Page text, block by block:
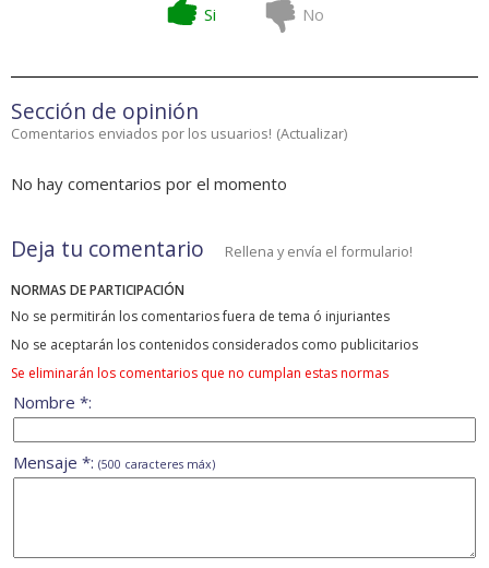
Si No
Sección de opinión
Comentarios enviados por los usuarios! (Actualizar)
No hay comentarios por el momento
Deja tu comentario Rellena y envía el formulario!
NORMAS DE PARTICIPACIÓN
No se permitirán los comentarios fuera de tema ó injuriantes
No se aceptarán los contenidos considerados como publicitarios
Se eliminarán los comentarios que no cumplan estas normas
Nombre *:
Mensaje *: (500 caracteres máx)